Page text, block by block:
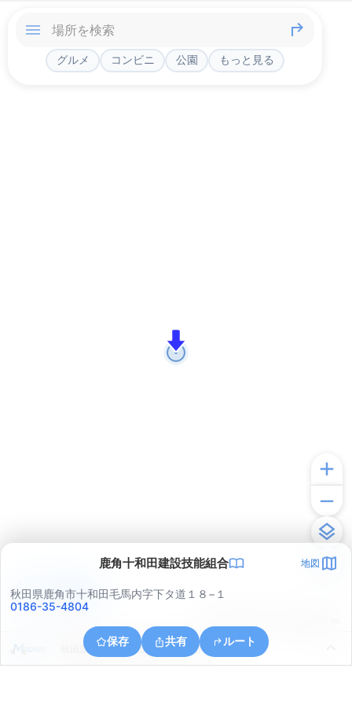
グルメ コンビニ 公園 もっと見る
鹿角十和田建設技能組合 地図
秋田県鹿角市十和田毛馬内字下タ道１８−１
0186-35-4804
保存 共有 ルート
秋田県鹿角市十和田岡田字琴平岱
アプリで見る